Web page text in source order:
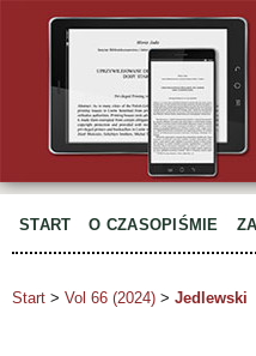
START O CZASOPIŚMIE
Start > Vol 66 (2024) > Jedlewski